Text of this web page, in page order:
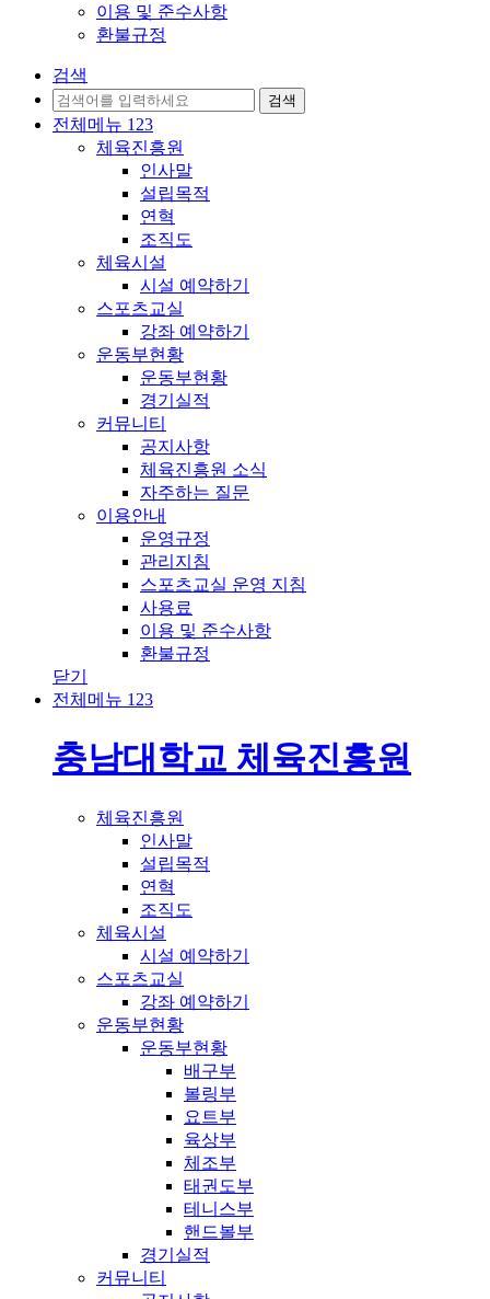
이용 및 준수사항
환불규정
검색
전체메뉴 1 23
체육진흥원
인사말
설립목적
연혁
조직도
체육시설
시설 예약하기
스포츠교실
강좌 예약하기
운동부현황
운동부현황
경기실적
커뮤니티
공지사항
체육진흥원 소식
자주하는 질문
이용안내
운영규정
관리지침
스포츠교실 운영 지침
사용료
이용 및 준수사항
환불규정
닫기
전체메뉴 1 23
충남대학교 체육진흥원
체육진흥원
인사말
설립목적
연혁
조직도
체육시설
시설 예약하기
스포츠교실
강좌 예약하기
운동부현황
운동부현황
배구부
볼링부
요트부
육상부
체조부
태권도부
테니스부
핸드볼부
경기실적
커뮤니티